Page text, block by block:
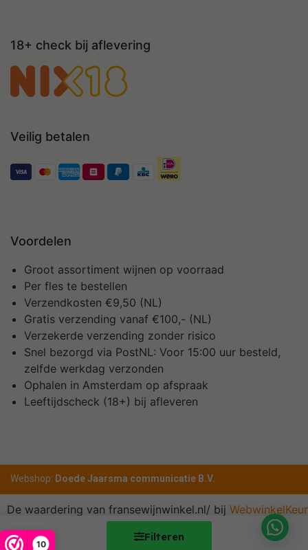
10
Filteren
18+ check bij aflevering
Veilig betalen
Voordelen
Groot assortiment wijnen op voorraad
Per fles te bestellen
Verzendkosten €9,50 (NL)
Gratis verzending vanaf €100,- (NL)
Verzekerde verzending zonder risico
Snel bezorgd via PostNL: Voor 15:00 uur besteld,
zelfde werkdag verzonden
Ophalen in Amsterdam op afspraak
Leeftijdscheck (18+) bij afleveren
Webshop: Doede Jaarsma communicatie B.V.
De waardering van fransewijnwinkel.nl/ bij WebwinkelKeur
is 10.0/10 gebaseerd op 1 reviews.